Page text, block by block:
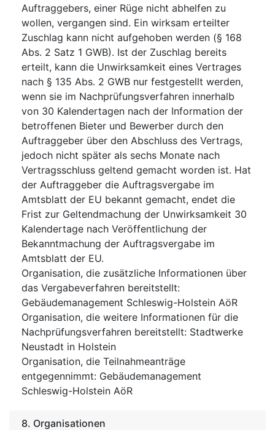
Auftraggebers, einer Rüge nicht abhelfen zu
wollen, vergangen sind. Ein wirksam erteilter
Zuschlag kann nicht aufgehoben werden (§ 168
Abs. 2 Satz 1 GWB). Ist der Zuschlag bereits
erteilt, kann die Unwirksamkeit eines Vertrages
nach § 135 Abs. 2 GWB nur festgestellt werden,
wenn sie im Nachprüfungsverfahren innerhalb
von 30 Kalendertagen nach der Information der
betroffenen Bieter und Bewerber durch den
Auftraggeber über den Abschluss des Vertrags,
jedoch nicht später als sechs Monate nach
Vertragsschluss geltend gemacht worden ist. Hat
der Auftraggeber die Auftragsvergabe im
Amtsblatt der EU bekannt gemacht, endet die
Frist zur Geltendmachung der Unwirksamkeit 30
Kalendertage nach Veröffentlichung der
Bekanntmachung der Auftragsvergabe im
Amtsblatt der EU.
Organisation, die zusätzliche Informationen über
das Vergabeverfahren bereitstellt:
Gebäudemanagement Schleswig-Holstein AöR
Organisation, die weitere Informationen für die
Nachprüfungsverfahren bereitstellt: Stadtwerke
Neustadt in Holstein
Organisation, die Teilnahmeanträge
entgegennimmt: Gebäudemanagement
Schleswig-Holstein AöR
8. Organisationen